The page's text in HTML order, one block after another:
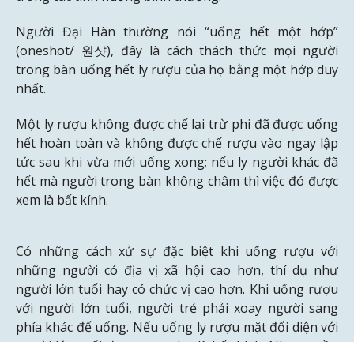
Người Đại Hàn thường nói “uống hết một hớp”
(oneshot/ 원샷), đây là cách thách thức mọi người
trong bàn uống hết ly rượu của họ bằng một hớp duy
nhất.
Một ly rượu không được chế lại trừ phi đã được uống
hết hoàn toàn và không được chế rượu vào ngay lập
tức sau khi vừa mới uống xong; nếu ly người khác đã
hết mà người trong bàn không châm thì việc đó được
xem là bất kính.
Có những cách xử sự đặc biệt khi uống rượu với
những người có địa vị xã hội cao hơn, thí dụ như
người lớn tuổi hay có chức vị cao hơn. Khi uống rượu
với người lớn tuổi, người trẻ phải xoay người sang
phía khác để uống. Nếu uống ly rượu mặt đối diện với